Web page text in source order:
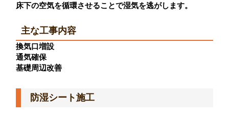
床下の空気を循環させることで湿気を逃がします。
主な工事内容
換気口増設
通気確保
基礎周辺改善
防湿シート施工